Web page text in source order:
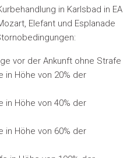
in Karlsbad in EA
Elefant und Esplanade
vor der Ankunft ohne Strafe
in Höhe von 20% der
in Höhe von 40% der
in Höhe von 60% der